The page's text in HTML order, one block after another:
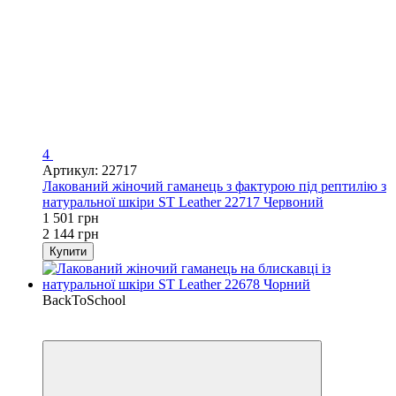
4
Артикул: 22717
Лакований жіночий гаманець з фактурою під рептилію з
натуральної шкіри ST Leather 22717 Червоний
1 501 грн
2 144 грн
Купити
BackToSchool